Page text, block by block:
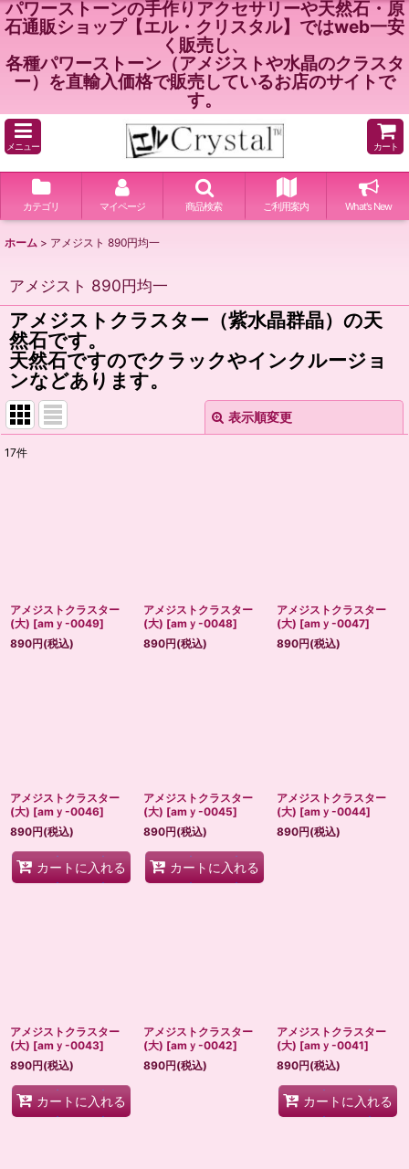
パワーストーンの手作りアクセサリーや天然石・原
石通販ショップ【エル・クリスタル】ではweb一安
く販売し、
各種パワーストーン（アメジストや水晶のクラスタ
ー）を直輸入価格で販売しているお店のサイトで
す。
メニュー カート
カテゴリ マイページ 商品検索 ご利用案内 What's New
ホーム > アメジスト 890円均一
アメジスト 890円均一
アメジストクラスター（紫水晶群晶）の天
然石です。
天然石ですのでクラックやインクルージョ
ンなどあります。
表示順変更
17件
アメジストクラスター
(大) [amｙ-0049]
890円(税込)
アメジストクラスター
(大) [amｙ-0048]
890円(税込)
アメジストクラスター
(大) [amｙ-0047]
890円(税込)
アメジストクラスター
(大) [amｙ-0046]
890円(税込)
カートに入れる
アメジストクラスター
(大) [amｙ-0045]
890円(税込)
カートに入れる
アメジストクラスター
(大) [amｙ-0044]
890円(税込)
アメジストクラスター
(大) [amｙ-0043]
890円(税込)
カートに入れる
アメジストクラスター
(大) [amｙ-0042]
890円(税込)
アメジストクラスター
(大) [amｙ-0041]
890円(税込)
カートに入れる